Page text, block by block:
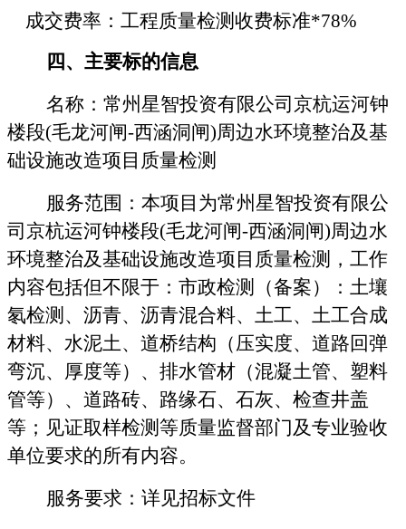
成交费率： 工程质量检测收费标准*78%
四、主要标的信息
名称： 常州星智投资有限公司京杭运河钟
楼段(毛龙河闸-西涵洞闸)周边水环境整治及基
础设施改造项目质量检测
服务范围 ： 本项目为常州星智投资有限公
司京杭运河钟楼段(毛龙河闸-西涵洞闸)周边水
环境整治及基础设施改造项目质量检测，工作
内容包括但不限于：市政检测（备案）：土壤
氡检测、沥青、沥青混合料、土工、土工合成
材料、水泥土、道桥结构（压实度、道路回弹
弯沉、厚度等）、排水管材（混凝土管、塑料
管等）、道路砖、路缘石、石灰、检查井盖
等；见证取样检测等质量监督部门及专业验收
单位要求的所有内容。
服务要求 ： 详见招标文件